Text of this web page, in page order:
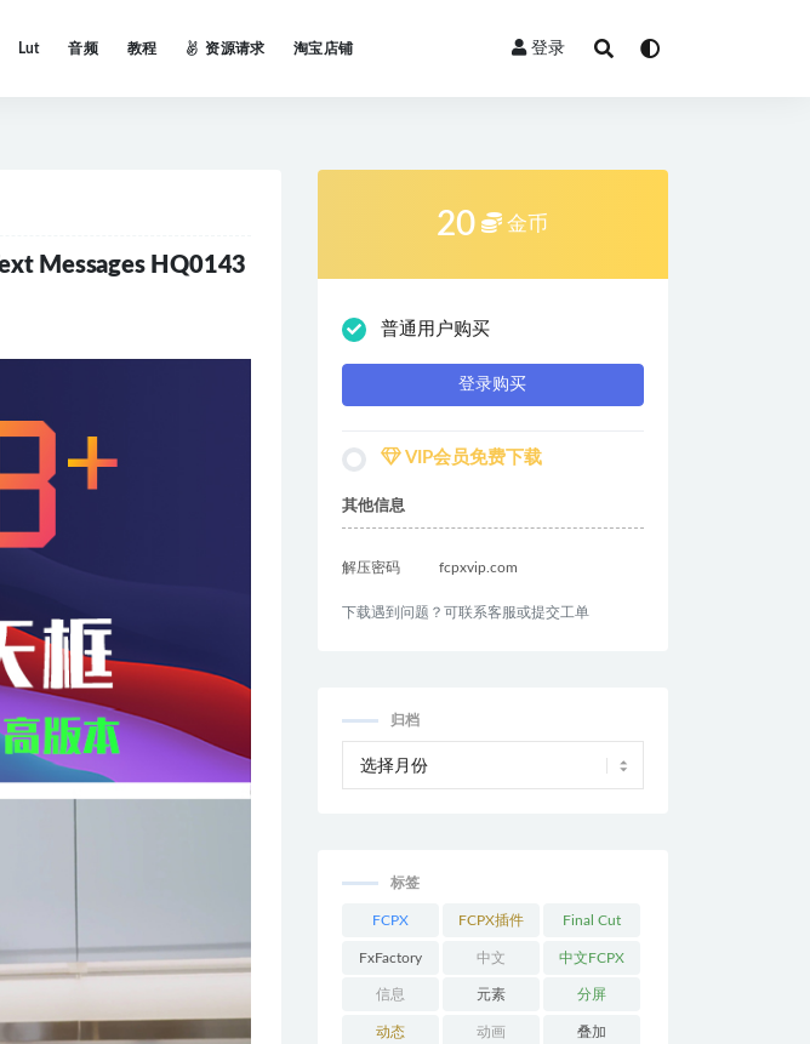
Lut 音频 教程 资源请求 淘宝店铺 登录
Messages HQ0143
20 金币
普通用户购买
登录购买
VIP会员免费下载
其他信息
解压密码 fcpxvip.com
下载遇到问题？可联系客服或提交工单
归档
标签
FCPX FCPX插件 Final Cut
Pro
FxFactory 中文 中文FCPX
插件
信息 元素 分屏
动态 动画 叠加